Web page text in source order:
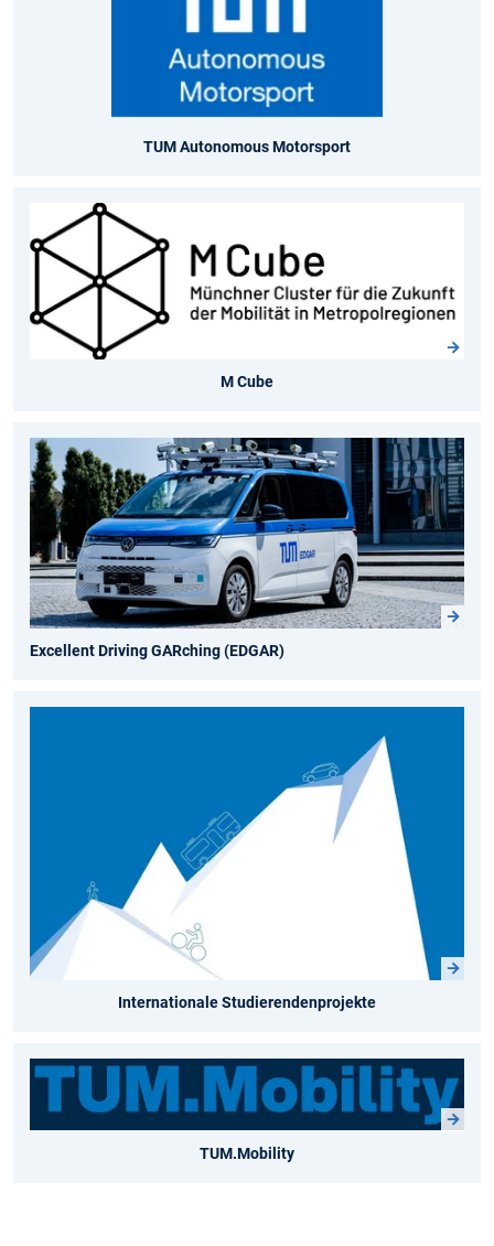
TUM Autonomous Motorsport
M Cube
Excellent Driving GARching (EDGAR)
Internationale Studierendenprojekte
TUM.Mobility